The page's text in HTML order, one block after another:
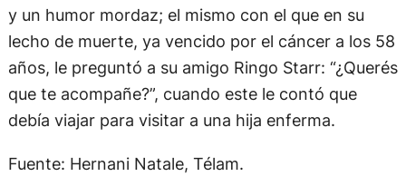
y un humor mordaz; el mismo con el que en su
lecho de muerte, ya vencido por el cáncer a los 58
años, le preguntó a su amigo Ringo Starr: “¿Querés
que te acompañe?”, cuando este le contó que
debía viajar para visitar a una hija enferma.
Fuente: Hernani Natale, Télam.